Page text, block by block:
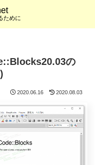
ために
の
2020.06.16 2020.08.03